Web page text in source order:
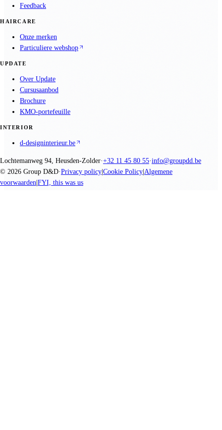
Feedback
HAIRCARE
Onze merken
Particuliere webshop
UPDATE
Over Update
Cursusaanbod
Brochure
KMO-portefeuille
INTERIOR
d-designinterieur.be
Lochtemanweg 94, Heusden-Zolder·+32 11 45 80 55·info@groupdd.be
© 2026 Group D&D·Privacy policy Cookie Policy Algemene
voorwaarden FYI, this was us